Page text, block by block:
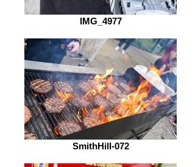
IMG_4977
SmithHill-072